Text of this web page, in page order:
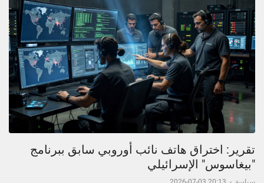
تقرير: اختراق هاتف نائب أوروبي سابق ببرنامج
"بيغاسوس" الإسرائيلي